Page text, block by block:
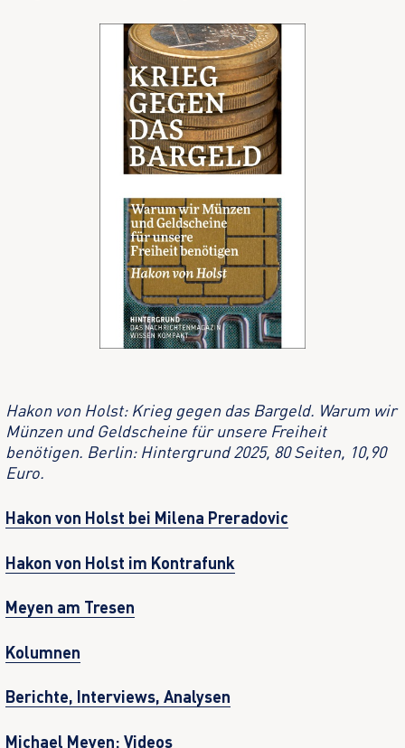
Hakon von Holst: Krieg gegen das Bargeld. Warum wir
Münzen und Geldscheine für unsere Freiheit
benötigen. Berlin: Hintergrund 2025, 80 Seiten, 10,90
Euro.
Hakon von Holst bei Milena Preradovic
Hakon von Holst im Kontrafunk
Meyen am Tresen
Kolumnen
Berichte, Interviews, Analysen
Michael Meyen: Videos